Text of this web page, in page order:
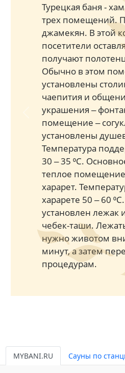
Турецкая баня -
трех помещений.
джамекян. В этой
посетители
получают
Обычно в этом
установлены
чаепития и
украшения ‒
помещение ‒
установлены
Температура
30 ‒ 35 ⁰С.
теплое
харарет.
харарете 50 ‒ 60
установлен лежак
чебек-таши.
нужно животом
минут, а затем
процедурам.
Previous
MYBANI.RU Сауны по